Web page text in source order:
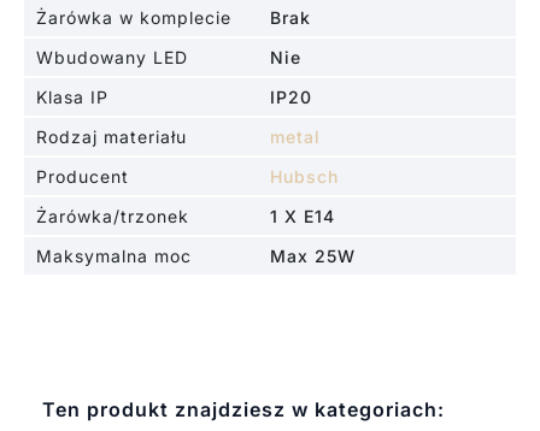
Żarówka w komplecie
Brak
Wbudowany LED
Nie
Klasa IP
IP20
Rodzaj materiału
metal
Producent
Hubsch
Żarówka/trzonek
1 X E14
Maksymalna moc
Max 25W
Ten produkt znajdziesz w kategoriach: